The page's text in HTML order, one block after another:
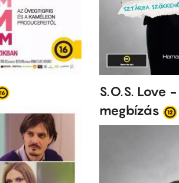
S.O.S. Love
megbízás